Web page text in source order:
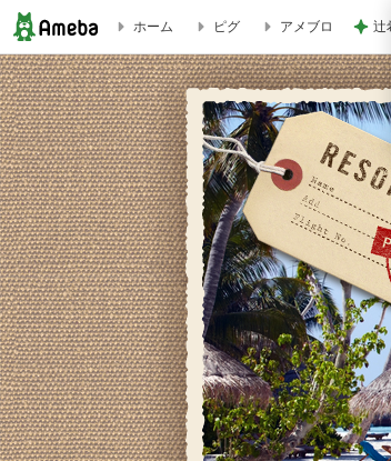
★ハワイトリップvol.6 | 愛知県刈谷市サーフシ
ホーム ピグ アメブロ 辻